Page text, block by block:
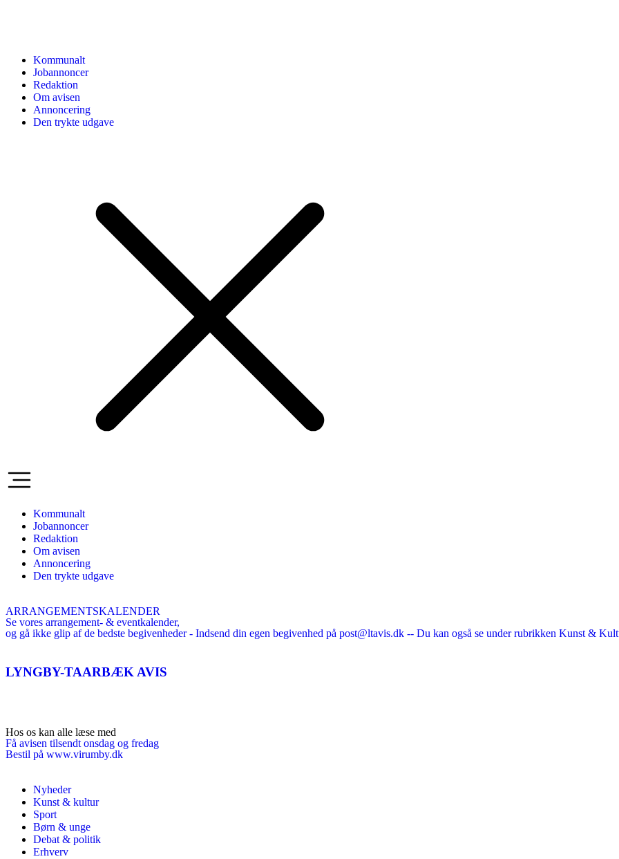
Kommunalt
Jobannoncer
Redaktion
Om avisen
Annoncering
Den trykte udgave
Kommunalt
Jobannoncer
Redaktion
Om avisen
Annoncering
Den trykte udgave
ARRANGEMENTSKALENDER
Se vores arrangement- & eventkalender,
og gå ikke glip af de bedste begivenheder - Indsend din egen begivenhed på post@ltavis.dk -- Du kan også se under rubrikken Kunst &
LYNGBY-TAARBÆK AVIS
Hos os kan alle læse med
Få avisen tilsendt onsdag og fredag
Bestil på www.virumby.dk
Nyheder
Kunst & kultur
Sport
Børn & unge
Debat & politik
Erhverv